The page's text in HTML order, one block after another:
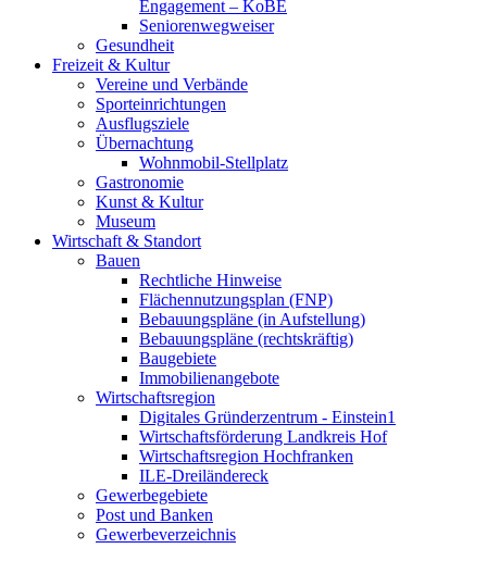
Engagement – KoBE
Seniorenwegweiser
Gesundheit
Freizeit & Kultur
Vereine und Verbände
Sporteinrichtungen
Ausflugsziele
Übernachtung
Wohnmobil-Stellplatz
Gastronomie
Kunst & Kultur
Museum
Wirtschaft & Standort
Bauen
Rechtliche Hinweise
Flächennutzungsplan (FNP)
Bebauungspläne (in Aufstellung)
Bebauungspläne (rechtskräftig)
Baugebiete
Immobilienangebote
Wirtschaftsregion
Digitales Gründerzentrum - Einstein1
Wirtschaftsförderung Landkreis Hof
Wirtschaftsregion Hochfranken
ILE-Dreiländereck
Gewerbegebiete
Post und Banken
Gewerbeverzeichnis